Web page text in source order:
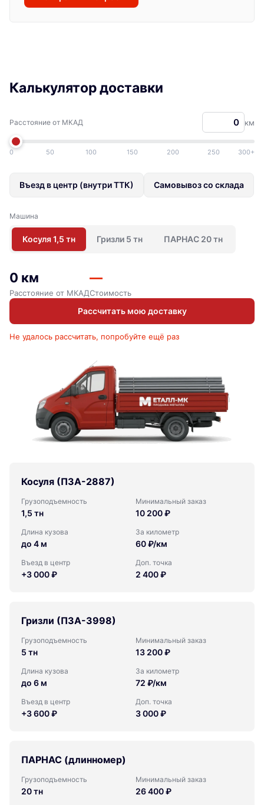
Калькулятор доставки
Расстояние от МКАД км
0 50 100 150 200 250 300+
Въезд в центр (внутри ТТК) Самовывоз со склада
Машина
Косуля 1,5 тн Гризли 5 тн ПАРНАС 20 тн
0 км
Расстояние от МКАД
—
Стоимость
Рассчитать мою доставку
Не удалось рассчитать, попробуйте ещё раз
Косуля (ПЗА-2887)
Грузоподъемность
1,5 тн
Минимальный заказ
10 200 ₽
Длина кузова
до 4 м
За километр
60 ₽/км
Въезд в центр
+3 000 ₽
Доп. точка
2 400 ₽
Гризли (ПЗА-3998)
Грузоподъемность
5 тн
Минимальный заказ
13 200 ₽
Длина кузова
до 6 м
За километр
72 ₽/км
Въезд в центр
+3 600 ₽
Доп. точка
3 000 ₽
ПАРНАС (длинномер)
Грузоподъемность
20 тн
Минимальный заказ
26 400 ₽